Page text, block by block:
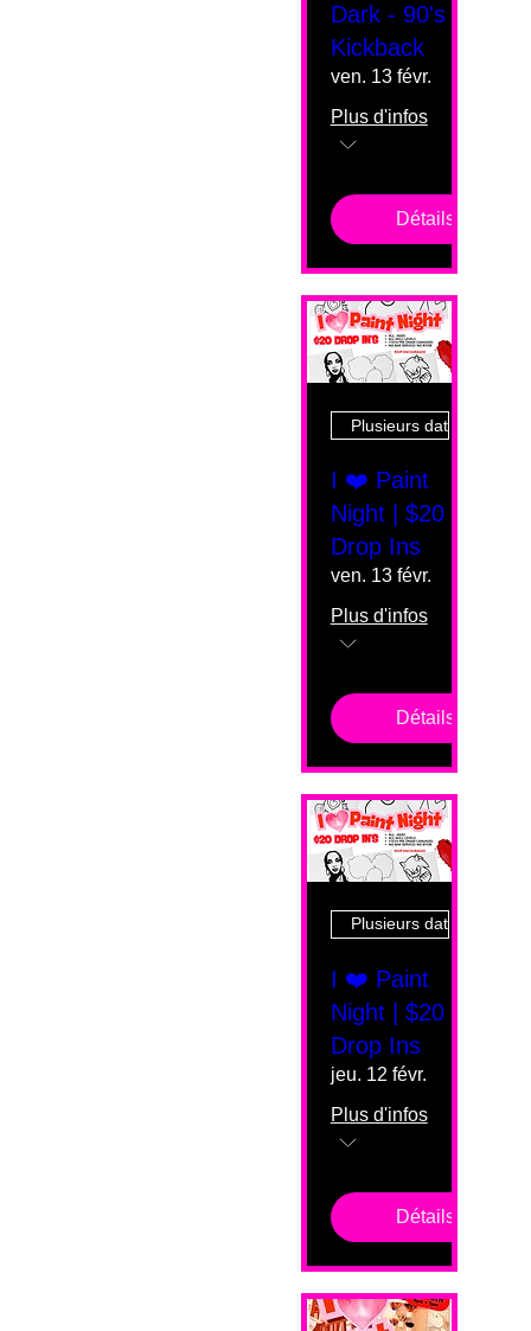
Dark - 90's
Kickback
ven. 13 févr.
Plus d'infos
Détails
Plusieurs dates
I ❤️ Paint
Night | $20
Drop Ins
ven. 13 févr.
Plus d'infos
Détails
Plusieurs dates
I ❤️ Paint
Night | $20
Drop Ins
jeu. 12 févr.
Plus d'infos
Détails